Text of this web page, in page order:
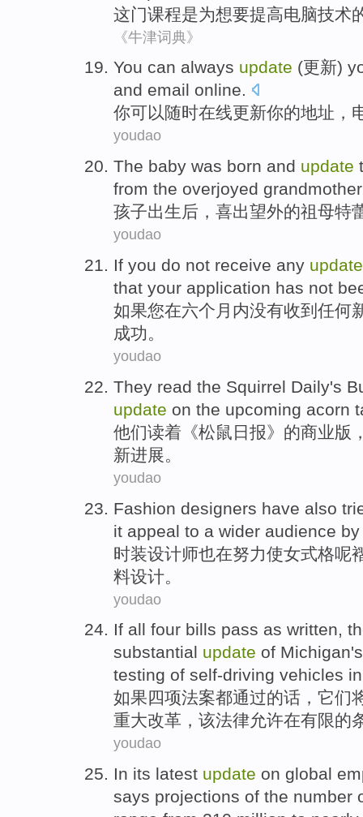
这门课程是为想要提高电脑技术
《牛津词典》
You can always update (更新)
and email online.
你可以随时在线更新你的地址，
youdao
The baby was born and update
from the overjoyed
孩子出生后，喜出望外的祖母特
youdao
If you do not receive any update
that your application has not
如果您在六个月内没有收到任何
成功。
youdao
They read the Squirrel Daily's
update on the upcoming acorn
他们读着 《松鼠 日报》 的商业版
新进展。
youdao
Fashion designers have also
it appeal to a wider audience by
时装设计师也在努力使女式格呢
料设计。
youdao
If all four bills pass as written,
substantial update of Michigan
testing of self-driving vehicles in
如果四项法案都通过的话 ， 它们
重大改革 ，该法律允许在有限的
youdao
In its latest update on global
says projections of the number